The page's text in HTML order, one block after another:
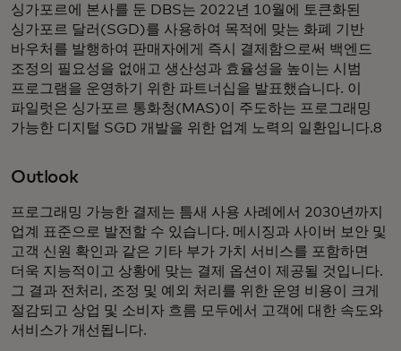
싱가포르에 본사를 둔 DBS는 2022년 10월에 토큰화된
싱가포르 달러(SGD)를 사용하여 목적에 맞는 화폐 기반
바우처를 발행하여 판매자에게 즉시 결제함으로써 백엔드
조정의 필요성을 없애고 생산성과 효율성을 높이는 시범
프로그램을 운영하기 위한 파트너십을 발표했습니다. 이
파일럿은 싱가포르 통화청(MAS)이 주도하는 프로그래밍
가능한 디지털 SGD 개발을 위한 업계 노력의 일환입니다.8
Outlook
프로그래밍 가능한 결제는 틈새 사용 사례에서 2030년까지
업계 표준으로 발전할 수 있습니다. 메시징과 사이버 보안 및
고객 신원 확인과 같은 기타 부가 가치 서비스를 포함하면
더욱 지능적이고 상황에 맞는 결제 옵션이 제공될 것입니다.
그 결과 전처리, 조정 및 예외 처리를 위한 운영 비용이 크게
절감되고 상업 및 소비자 흐름 모두에서 고객에 대한 속도와
서비스가 개선됩니다.